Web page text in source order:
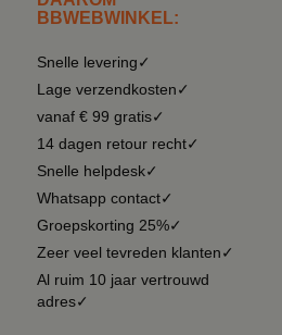
BBWEBWINKEL:
Snelle levering✓
Lage verzendkosten✓
vanaf € 99 gratis✓
14 dagen retour recht✓
Snelle helpdesk✓
Whatsapp contact✓
Groepskorting 25%✓
Zeer veel tevreden klanten✓
Al ruim 10 jaar vertrouwd
adres✓